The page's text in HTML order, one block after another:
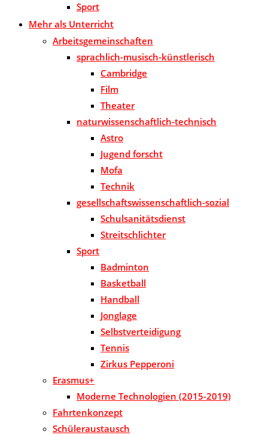
Sport
Mehr als Unterricht
Arbeitsgemeinschaften
sprachlich-musisch-künstlerisch
Cambridge
Film
Theater
naturwissenschaftlich-technisch
Astro
Jugend forscht
Mofa
Technik
gesellschaftswissenschaftlich-sozial
Schulsanitätsdienst
Streitschlichter
Sport
Badminton
Basketball
Handball
Jonglage
Selbstverteidigung
Tennis
Zirkus Pepperoni
Erasmus+
Moderne Technologien (2015-2019)
Fahrtenkonzept
Schüleraustausch